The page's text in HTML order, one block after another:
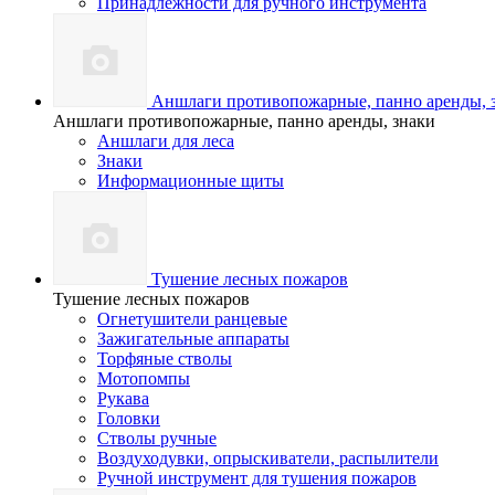
Аншлаги противопожарные, панно аренды,
Аншлаги противопожарные, панно аренды, знаки
Аншлаги для леса
Знаки
Информационные щиты
Тушение лесных пожаров
Тушение лесных пожаров
Огнетушители ранцевые
Зажигательные аппараты
Торфяные стволы
Мотопомпы
Рукава
Головки
Стволы ручные
Воздуходувки, опрыскиватели, распылители
Ручной инструмент для тушения пожаров